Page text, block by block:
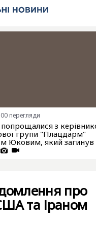
перегляди
попрощалися з
групи "Плацдарм"
Юковим, який загинув
про
та Іраном